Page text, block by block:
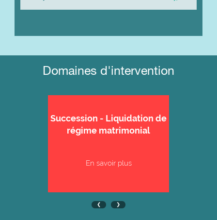
Domaines d'intervention
Succession - Liquidation de
régime matrimonial
En savoir plus